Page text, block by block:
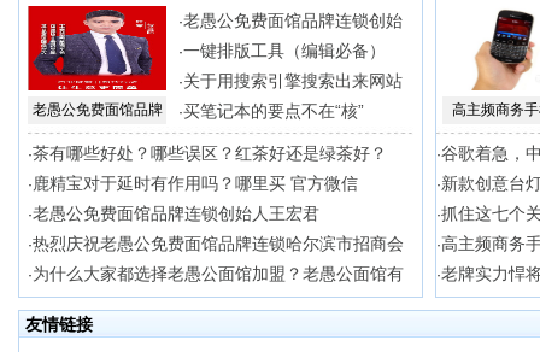
老愚公免费面馆品牌
·老愚公免费面馆品牌连锁创始
·一键排版工具（编辑必备）
·关于用搜索引擎搜索出来网站
·买笔记本的要点不在“核”
·茶有哪些好处？哪些误区？红茶好还是绿茶好？
· 鹿精宝对于延时有作用吗？哪里买 官方微信
·老愚公免费面馆品牌连锁创始人王宏君
·热烈庆祝老愚公免费面馆品牌连锁哈尔滨市招商会
·为什么大家都选择老愚公面馆加盟？老愚公面馆有
高主频商务
·谷歌着急，
·新款创意台
·抓住这七个
·高主频商务
·老牌实力悍
友情链接